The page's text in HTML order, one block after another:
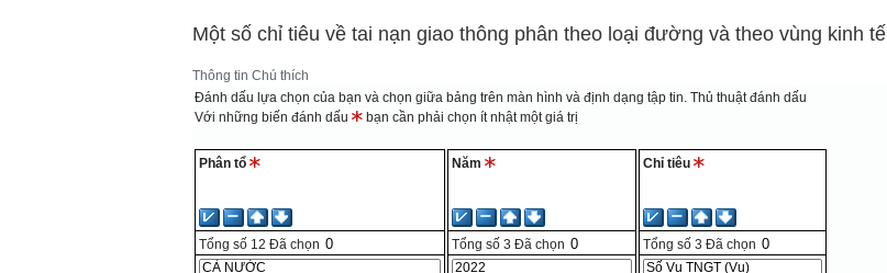
Một số chỉ tiêu về tai nạn giao thông phân theo loại đường và theo vùng kinh tế
Thông tin Chú thích
Đánh dấu lựa chọn của bạn và chọn giữa bảng trên màn hình và định dạng tập tin.Thủ thuật đánh dấu
Với những biến đánh dấu
bạn cần phải chọn ít nhật một giá trị
Phân tổ
Tổng số 12 Đã chọn
Năm
Tổng số 3 Đã chọn
Chỉ tiêu
Tổng số 3 Đã chọn